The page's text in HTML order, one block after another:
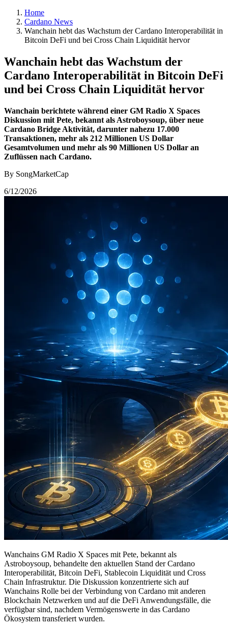
Home
Cardano News
Wanchain hebt das Wachstum der Cardano Interoperabilität in
Bitcoin DeFi und bei Cross Chain Liquidität hervor
Wanchain hebt das Wachstum der
Cardano Interoperabilität in Bitcoin DeFi
und bei Cross Chain Liquidität hervor
Wanchain berichtete während einer GM Radio X Spaces
Diskussion mit Pete, bekannt als Astroboysoup, über neue
Cardano Bridge Aktivität, darunter nahezu 17.000
Transaktionen, mehr als 212 Millionen US Dollar
Gesamtvolumen und mehr als 90 Millionen US Dollar an
Zuflüssen nach Cardano.
By SongMarketCap
6/12/2026
Wanchains GM Radio X Spaces mit Pete, bekannt als
Astroboysoup, behandelte den aktuellen Stand der Cardano
Interoperabilität, Bitcoin DeFi, Stablecoin Liquidität und Cross
Chain Infrastruktur. Die Diskussion konzentrierte sich auf
Wanchains Rolle bei der Verbindung von Cardano mit anderen
Blockchain Netzwerken und auf die DeFi Anwendungsfälle, die
verfügbar sind, nachdem Vermögenswerte in das Cardano
Ökosystem transferiert wurden.